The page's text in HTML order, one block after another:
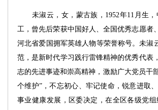
未淑云，女，蒙古族，1952年11月生，
工，曾先后荣获中国好人、全国优秀志愿者
河北省爱国拥军英雄人物等荣誉称号。未淑
范，是新时代学习践行雷锋精神的优秀代表
志的先进事迹和崇高精神，激励广大党员干
个维护”，不忘初心、牢记使命，锐意进取
事业健康发展，区委决定，在全区各级党